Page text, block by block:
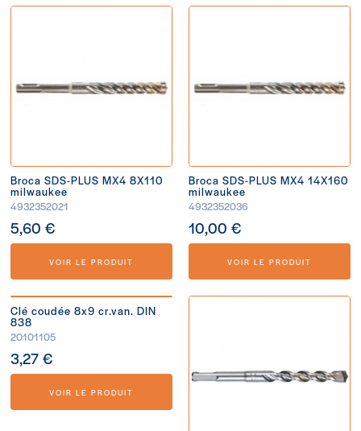
Broca SDS-PLUS MX4 8X110
milwaukee
4932352021
5,60 €
VOIR LE PRODUIT
Broca SDS-PLUS MX4 14X160
milwaukee
4932352036
10,00 €
VOIR LE PRODUIT
Clé coudée 8x9 cr.van. DIN
838
20101105
3,27 €
VOIR LE PRODUIT